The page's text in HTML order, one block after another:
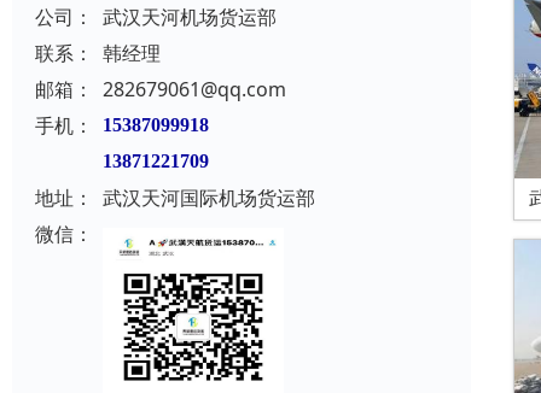
公司：
武汉天河机场货运部
联系：
韩经理
邮箱：
282679061@qq.com
手机：
15387099918
13871221709
地址：
武汉天河国际机场货运部
微信：